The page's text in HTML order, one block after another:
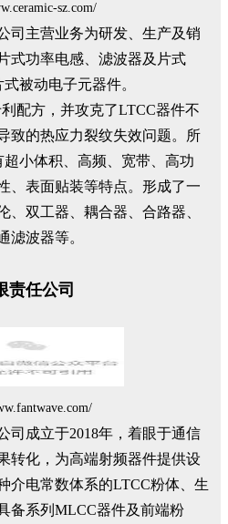
sz.com/
司主营业务为研发、生产及销
式功率电感、滤波器及片式
被动电子元器件。
配方，并攻克了LTCC器件不
致的热应力裂纹失效问题。所
小体积、高频、宽带、高功
、表面贴装等特点。形成了一
、双工器、耦合器、合路器、
滤波器等。
责任公司
司成立于2018年，着眼于通信
转化，为高端射频器件提供设
介电常数体系的LTCC粉体、生
备系列MLCC器件及前端粉